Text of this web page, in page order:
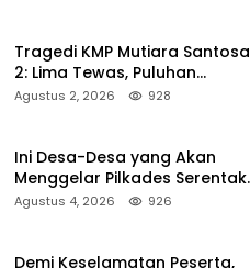
Tragedi KMP Mutiara Santosa
2: Lima Tewas, Puluhan
Penumpang Masih Dalam
Agustus 2, 2026 928
Ini Desa-Desa yang Akan
Menggelar Pilkades Serentak
2027 di Kabupaten Sumenep
Agustus 4, 2026 926
Demi Keselamatan Peserta,